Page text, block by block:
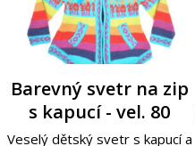
Barevný svetr na zip
s kapucí - vel. 80
Veselý dětský svetr s kapucí a
Tmavě modrý ručně
zdobený svetr s
červeno-bílým lemem
Tyrskysový ručně
zdobený svetr s
obrázky - vel. 104